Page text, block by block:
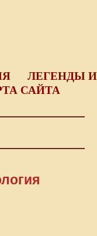
ЛЕГЕНДЫ И
САЙТА